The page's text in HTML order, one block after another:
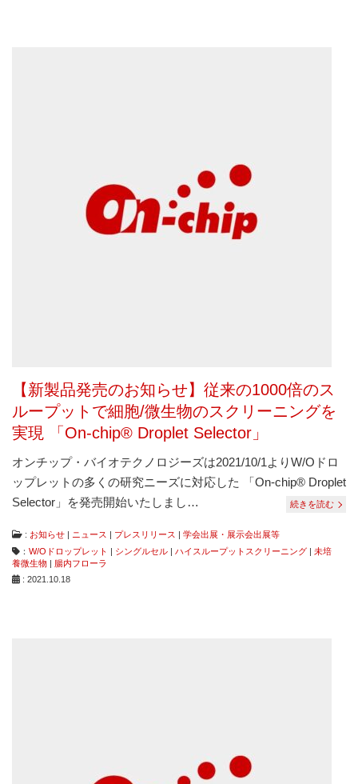
【新製品発売のお知らせ】従来の1000倍のス
ループットで細胞/微生物のスクリーニングを
実現 「On-chip® Droplet Selector」
オンチップ・バイオテクノロジーズは2021/10/1よりW/Oドロ
ップレットの多くの研究ニーズに対応した 「On-chip® Droplet
Selector」を発売開始いたしまし…
続きを読む
: お知らせ | ニュース | プレスリリース | 学会出展・展示会出展等
： W/Oドロップレット | シングルセル | ハイスループットスクリーニング | 未培
養微生物 | 腸内フローラ
: 2021.10.18